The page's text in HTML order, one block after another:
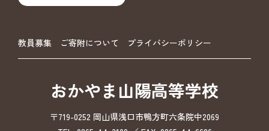
教員募集 ご寄附について プライバシーポリシー
おかやま山陽高等学校
〒719-0252 岡山県浅口市鴨方町六条院中2069